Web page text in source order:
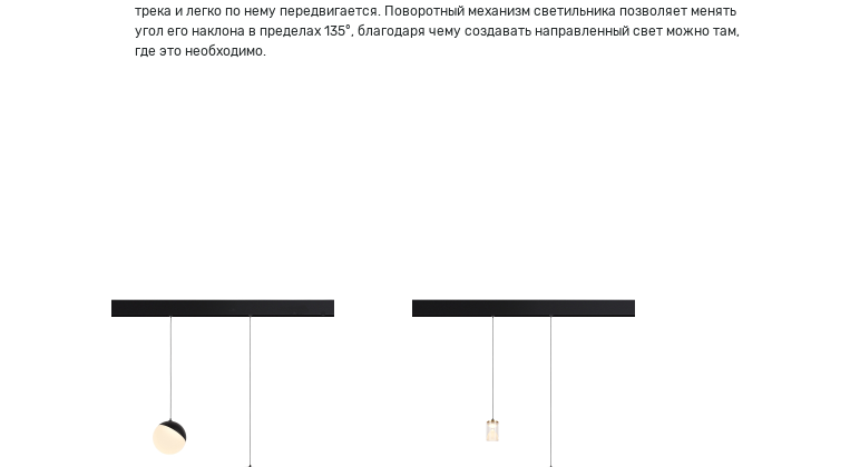
трека и легко по нему передвигается. Поворотный механизм светильника позволяет менять
угол его наклона в пределах 135°, благодаря чему создавать направленный свет можно там,
где это необходимо.